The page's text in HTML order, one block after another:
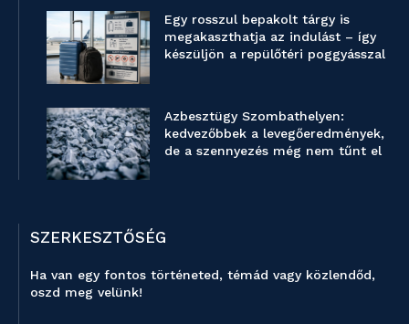
Egy rosszul bepakolt tárgy is
megakaszthatja az indulást – így
készüljön a repülőtéri poggyásszal
Azbesztügy Szombathelyen:
kedvezőbbek a levegőeredmények,
de a szennyezés még nem tűnt el
SZERKESZTŐSÉG
Ha van egy fontos történeted, témád vagy közlendőd,
oszd meg velünk!